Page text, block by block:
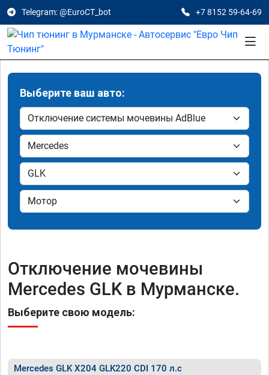
Telegram: @EuroCT_bot +7 8152 59-64-69
Выберите ваш авто:
Отключение мочевины
Mercedes GLK в Мурманске.
Выберите свою модель:
Mercedes GLK X204 GLK220 CDI 170 л.с